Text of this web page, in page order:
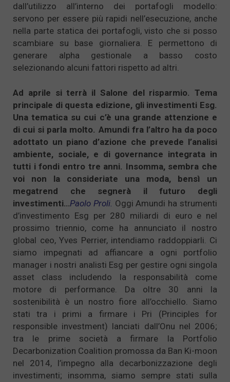
dall’utilizzo all’interno dei portafogli modello:
servono per essere più rapidi nell’esecuzione, anche
nella parte statica dei portafogli, visto che si posso
scambiare su base giornaliera. E permettono di
generare alpha gestionale a basso costo
selezionando alcuni fattori rispetto ad altri.
Ad aprile si terrà il Salone del risparmio. Tema
principale di questa edizione, gli investimenti Esg.
Una tematica su cui c’è una grande attenzione e
di cui si parla molto. Amundi fra l’altro ha da poco
adottato un piano d’azione che prevede l’analisi
ambiente, sociale, e di governance integrata in
tutti i fondi entro tre anni. Insomma, sembra che
voi non la consideriate una moda, bensì un
megatrend che segnerà il futuro degli
investimenti…Paolo Proli. Oggi Amundi ha strumenti
d’investimento Esg per 280 miliardi di euro e nel
prossimo triennio, come ha annunciato il nostro
global ceo, Yves Perrier, intendiamo raddoppiarli. Ci
siamo impegnati ad affiancare a ogni portfolio
manager i nostri analisti Esg per gestire ogni singola
asset class includendo la responsabilità come
motore di performance. Da oltre 30 anni la
sostenibilità è un nostro fiore all’occhiello. Siamo
stati tra i primi a firmare i Pri (Principles for
responsible investment) lanciati dall’Onu nel 2006;
tra le prime società a firmare la Portfolio
Decarbonization Coalition promossa da Ban Ki-moon
nel 2014, l’impegno alla decarbonizzazione degli
investimenti; insomma, siamo sempre stati sulla